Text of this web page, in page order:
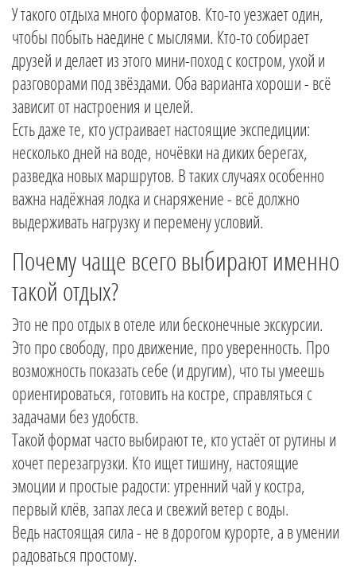
У такого отдыха много форматов. Кто-то уезжает один,
чтобы побыть наедине с мыслями. Кто-то собирает
друзей и делает из этого мини-поход с костром, ухой и
разговорами под звёздами. Оба варианта хороши - всё
зависит от настроения и целей.
Есть даже те, кто устраивает настоящие экспедиции:
несколько дней на воде, ночёвки на диких берегах,
разведка новых маршрутов. В таких случаях особенно
важна надёжная лодка и снаряжение - всё должно
выдерживать нагрузку и перемену условий.
Почему чаще всего выбирают именно
такой отдых?
Это не про отдых в отеле или бесконечные экскурсии.
Это про свободу, про движение, про уверенность. Про
возможность показать себе (и другим), что ты умеешь
ориентироваться, готовить на костре, справляться с
задачами без удобств.
Такой формат часто выбирают те, кто устаёт от рутины и
хочет перезагрузки. Кто ищет тишину, настоящие
эмоции и простые радости: утренний чай у костра,
первый клёв, запах леса и свежий ветер с воды.
Ведь настоящая сила - не в дорогом курорте, а в умении
радоваться простому.